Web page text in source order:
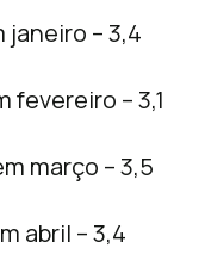
janeiro – 3,4
fevereiro – 3,1
março – 3,5
abril – 3,4